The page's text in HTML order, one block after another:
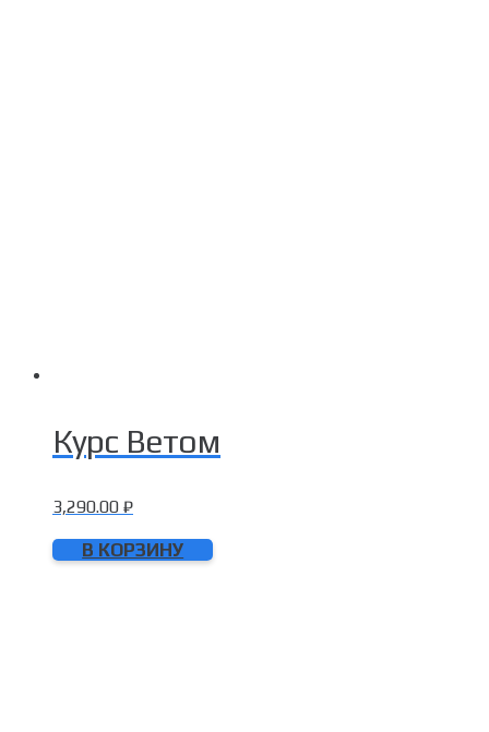
Курс Ветом
3,290.00 ₽
В КОРЗИНУ